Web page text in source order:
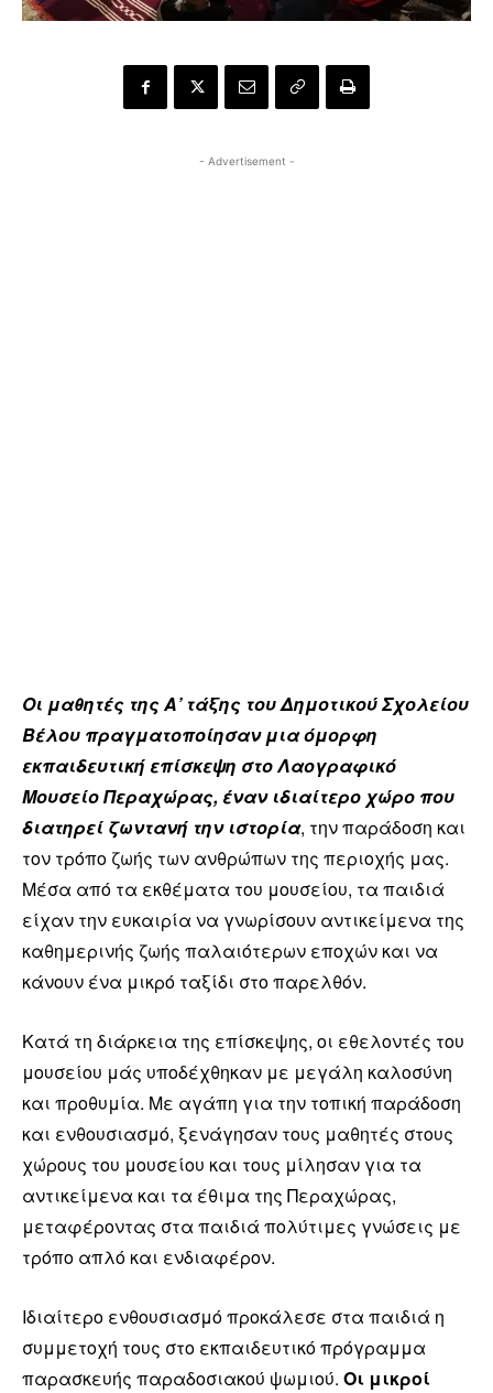
- Advertisement -
Οι μαθητές της Α’ τάξης του Δημοτικού Σχολείου
Βέλου πραγματοποίησαν μια όμορφη
εκπαιδευτική επίσκεψη στο Λαογραφικό
Μουσείο Περαχώρας, έναν ιδιαίτερο χώρο που
διατηρεί ζωντανή την ιστορία, την παράδοση και
τον τρόπο ζωής των ανθρώπων της περιοχής μας.
Μέσα από τα εκθέματα του μουσείου, τα παιδιά
είχαν την ευκαιρία να γνωρίσουν αντικείμενα της
καθημερινής ζωής παλαιότερων εποχών και να
κάνουν ένα μικρό ταξίδι στο παρελθόν.
Κατά τη διάρκεια της επίσκεψης, οι εθελοντές του
μουσείου μάς υποδέχθηκαν με μεγάλη καλοσύνη
και προθυμία. Με αγάπη για την τοπική παράδοση
και ενθουσιασμό, ξενάγησαν τους μαθητές στους
χώρους του μουσείου και τους μίλησαν για τα
αντικείμενα και τα έθιμα της Περαχώρας,
μεταφέροντας στα παιδιά πολύτιμες γνώσεις με
τρόπο απλό και ενδιαφέρον.
Ιδιαίτερο ενθουσιασμό προκάλεσε στα παιδιά η
συμμετοχή τους στο εκπαιδευτικό πρόγραμμα
παρασκευής παραδοσιακού ψωμιού. Οι μικροί